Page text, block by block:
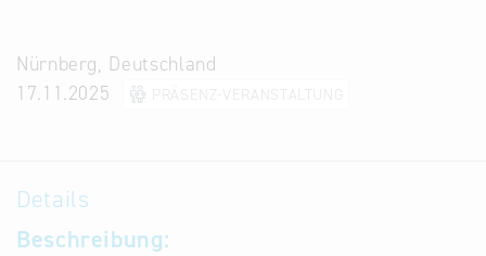
Nürnberg, Deutschland
17.11.2025
PRÄSENZ-VERANSTALTUNG
Details
Beschreibung: